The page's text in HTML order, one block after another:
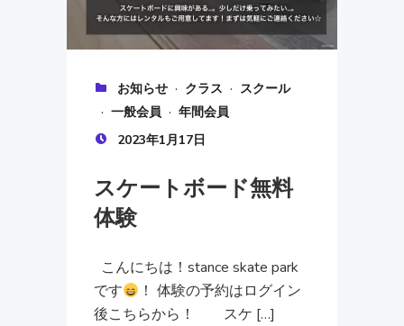
お知らせ · クラス · スクール
· 一般会員 · 年間会員
2023年1月17日
スケートボード無料
体験
こんにちは！stance skate park
です
！ 体験の予約はログイン
後こちらから！ スケ […]